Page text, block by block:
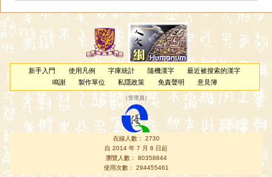
新手入門 使用凡例 字庫統計 隨機漢字
最近被搜索的漢字
鳴謝
製作單位 私隱政策 免責聲明 意見簿
（管理員 ）
在線人數： 2730
自 2014 年 7 月 8 日起
瀏覽人數： 80358844
使用次數： 294455461